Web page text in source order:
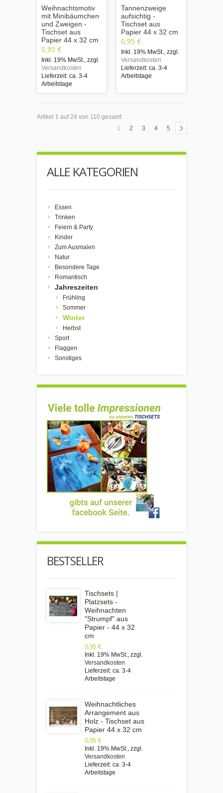
Weihnachtsmotiv
mit Minibäumchen
und Zweigen -
Tischset aus
Papier 44 x 32 cm
0,95 €
Inkl. 19% MwSt. zzgl.
Versandkosten
Lieferzeit: ca. 3-4
Arbeitstage
Tannenzweige
aufsichtig -
Tischset aus
Papier 44 x 32 cm
0,95 €
Inkl. 19% MwSt. zzgl.
Versandkosten
Lieferzeit: ca. 3-4
Arbeitstage
Artikel 1 auf 24 von 110 gesamt
1
2 3 4 5
ALLE KATEGORIEN
Essen
Trinken
Feiern & Party
Kinder
Zum Ausmalen
Natur
Besondere Tage
Romantisch
Jahreszeiten
Frühling
Sommer
Winter
Herbst
Sport
Flaggen
Sonstiges
BESTSELLER
Tischsets |
Platzsets -
Weihnachten
"Strumpf" aus
Papier - 44 x 32
cm
0,95 €
Inkl. 19% MwSt. zzgl.
Versandkosten
Lieferzeit: ca. 3-4
Arbeitstage
Weihnachtliches
Arrangement aus
Holz - Tischset aus
Papier 44 x 32 cm
0,95 €
Inkl. 19% MwSt. zzgl.
Versandkosten
Lieferzeit: ca. 3-4
Arbeitstage